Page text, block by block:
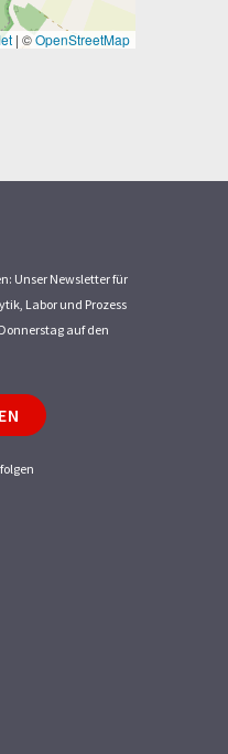
| ©OpenStreetMap
Unser Newsletter für
Labor und Prozess
auf den